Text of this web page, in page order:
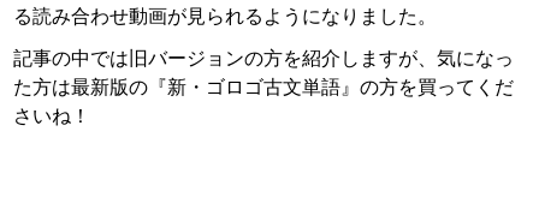
る読み合わせ動画が見られるようになりました。
記事の中では旧バージョンの方を紹介しますが、気になっ
た方は最新版の『新・ゴロゴ古文単語』の方を買ってくだ
さいね！